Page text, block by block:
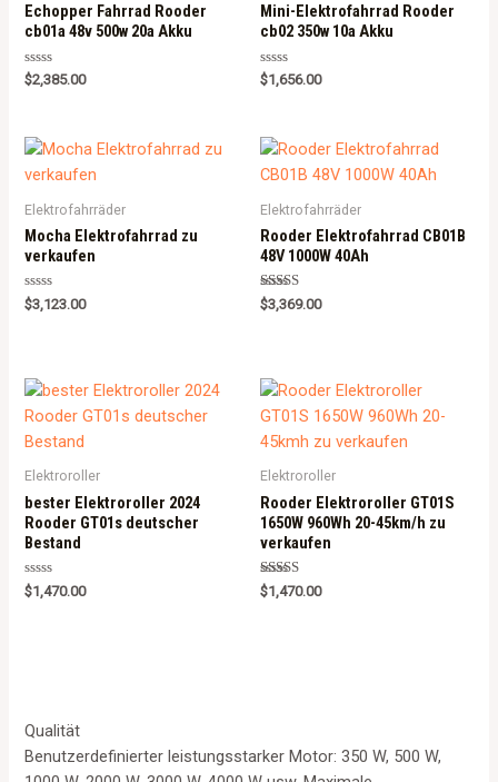
Echopper Fahrrad Rooder
cb01a 48v 500w 20a Akku
Rated
0
$2,385.00
Mini-Elektrofahrrad Rooder
cb02 350w 10a Akku
Rated
0
$1,656.00
Elektrofahrräder
Mocha Elektrofahrrad zu
verkaufen
Rated
0
$3,123.00
Elektrofahrräder
Rooder Elektrofahrrad CB01B
48V 1000W 40Ah
Rated
5.00
$3,369.00
Elektroroller
bester Elektroroller 2024
Rooder GT01s deutscher
Bestand
Rated
0
$1,470.00
Elektroroller
Rooder Elektroroller GT01S
1650W 960Wh 20-45km/h zu
verkaufen
Rated
5.00
$1,470.00
Qualität
Benutzerdefinierter leistungsstarker Motor: 350 W, 500 W,